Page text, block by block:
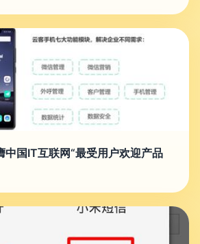
中国IT互联网“最受用户欢迎产品